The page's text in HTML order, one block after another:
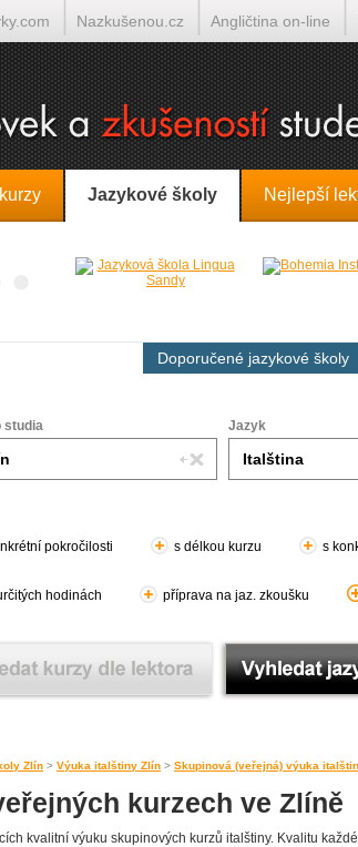
Jazykové školy Nejlepší
Doporučené jazykové školy
studia Jazyk
pokročilosti s délkou kurzu s
hodinách příprava na jaz. zkoušku
Zlín > Výuka italštiny Zlín > Skupinová (veřejná) výuka
kurzech ve Zlíně
kvalitní výuku skupinových kurzů italštiny. Kvalitu
Nazkušenou.cz Angličtina on-line